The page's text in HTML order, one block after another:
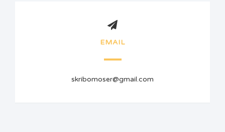
EMAIL
skribomoser@gmail.com